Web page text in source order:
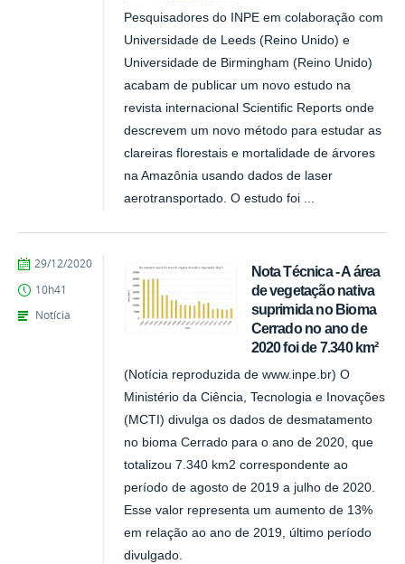
Pesquisadores do INPE em colaboração com
Universidade de Leeds (Reino Unido) e
Universidade de Birmingham (Reino Unido)
acabam de publicar um novo estudo na
revista internacional Scientific Reports onde
descrevem um novo método para estudar as
clareiras florestais e mortalidade de árvores
na Amazônia usando dados de laser
aerotransportado. O estudo foi ...
Nota Técnica - A área
de vegetação nativa
suprimida no Bioma
Cerrado no ano de
2020 foi de 7.340 km²
(Notícia reproduzida de www.inpe.br) O
Ministério da Ciência, Tecnologia e Inovações
(MCTI) divulga os dados de desmatamento
no bioma Cerrado para o ano de 2020, que
totalizou 7.340 km2 correspondente ao
período de agosto de 2019 a julho de 2020.
Esse valor representa um aumento de 13%
em relação ao ano de 2019, último período
divulgado.
publicado
29/12/2020
10h41
Notícia